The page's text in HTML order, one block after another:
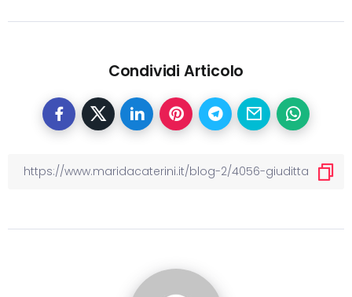
Condividi Articolo